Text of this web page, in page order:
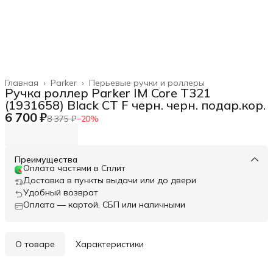
Перьевые ручки и роллеры
Parker ›
Главная ›
Ручка роллер Parker IM Core T321
(1931658) Black CT F черн. черн. подар.кор.
6 700 ₽8 375 ₽−20%
Преимущества
Оплата частями в Сплит
Доставка в пункты выдачи или до двери
Удобный возврат
Оплата — картой, СБП или наличными
О товаре Характеристики